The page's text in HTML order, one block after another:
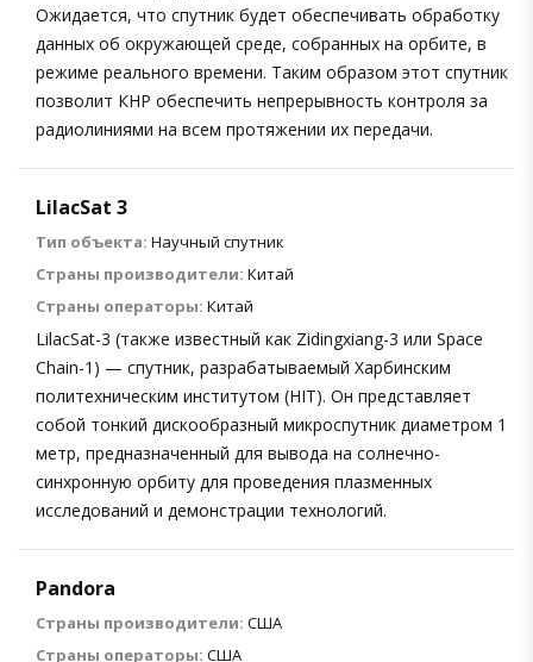
Ожидается, что спутник будет обеспечивать обработку
данных об окружающей среде, собранных на орбите, в
режиме реального времени. Таким образом этот спутник
позволит КНР обеспечить непрерывность контроля за
радиолиниями на всем протяжении их передачи.
LilacSat 3
Тип объекта: Научный спутник
Страны производители: Китай
Страны операторы: Китай
LilacSat-3 (также известный как Zidingxiang-3 или Space
Chain-1) — спутник, разрабатываемый Харбинским
политехническим институтом (HIT). Он представляет
собой тонкий дискообразный микроспутник диаметром 1
метр, предназначенный для вывода на солнечно-
синхронную орбиту для проведения плазменных
исследований и демонстрации технологий.
Pandora
Страны производители: США
Страны операторы: США